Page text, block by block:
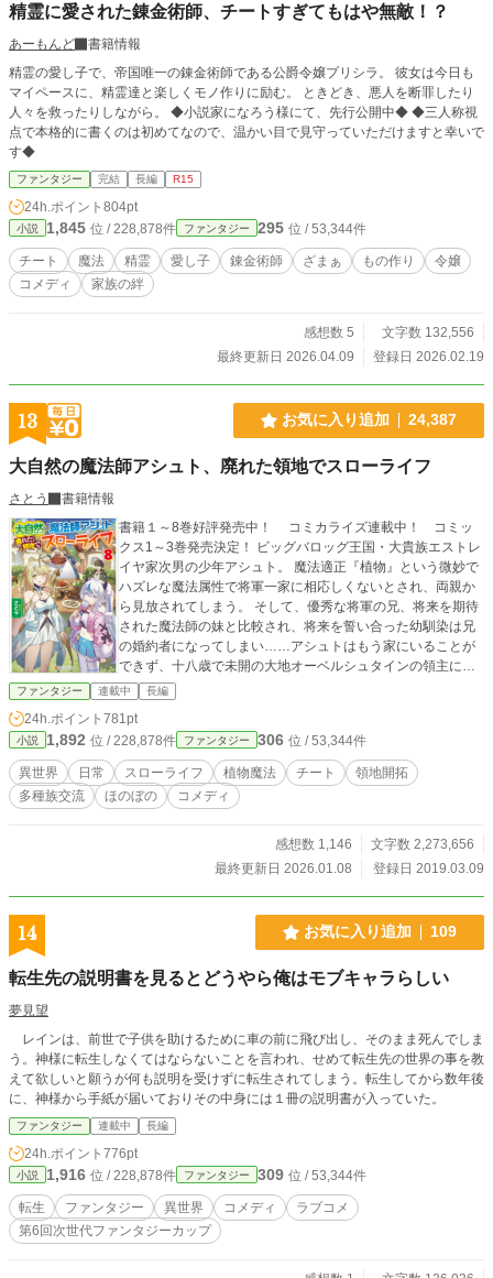
日本で本当の「働く喜び」と「居場所」を見つけたワケあり
異世界人たちの、笑って泣ける痛快お仕事ファンタジー！
精霊に愛された錬金術師、チートすぎてもはや無敵！？
あーもんど
書籍情報
精霊の愛し子で、帝国唯一の錬金術師である公爵令嬢プリシラ。 彼女は今日も
マイペースに、精霊達と楽しくモノ作りに励む。 ときどき、悪人を断罪したり
人々を救ったりしながら。 ◆小説家になろう様にて、先行公開中◆ ◆三人称視
点で本格的に書くのは初めてなので、温かい目で見守っていただけますと幸いで
す◆
ファンタジー 完結 長編 R15
24h.ポイント 804pt
小説 1,845 位 / 228,878件 ファンタジー 295 位 / 53,344件
チート 魔法 精霊 愛し子 錬金術師 ざまぁ もの作り
令嬢
コメディ
家族の絆
感想数 5
文字数 132,556
最終更新日 2026.04.09
登録日 2026.02.19
13 お気に入り追加 24,387
大自然の魔法師アシュト、廃れた領地でスローライフ
さとう
書籍情報
書籍１～8巻好評発売中！ コミカライズ連載中！ コミッ
クス1～3巻発売決定！ ビッグバロッグ王国・大貴族エストレ
イヤ家次男の少年アシュト。 魔法適正『植物』という微妙で
ハズレな魔法属性で将軍一家に相応しくないとされ、両親か
ら見放されてしまう。 そして、優秀な将軍の兄、将来を期待
された魔法師の妹と比較され、将来を誓い合った幼馴染は兄
の婚約者になってしまい……アシュトはもう家にいることが
できず、十八歳で未開の大地オーベルシュタインの領主にな
る。 一人、森で暮らそうとするアシュトの元に、希少な種族
たちが次々と集まり、やがて大きな村となり……ハズレ属性
と思われた『植物』魔法は、未開の地での生活には欠かせな
い魔法だった！ これは、植物魔法師アシュトが、未開の地オ
ーベルシュタインで仲間たちと共に過ごすスローライフ物
語。
ファンタジー 連載中 長編
24h.ポイント 781pt
小説 1,892 位 / 228,878件 ファンタジー 306 位 / 53,344件
異世界 日常 スローライフ 植物魔法 チート
領地開拓
多種族交流
ほのぼの コメディ
感想数 1,146
文字数 2,273,656
最終更新日 2026.01.08
登録日 2019.03.09
14 お気に入り追加 109
転生先の説明書を見るとどうやら俺はモブキャラらしい
夢見望
レインは、前世で子供を助けるために車の前に飛び出し、そのまま死んでしま
う。神様に転生しなくてはならないことを言われ、せめて転生先の世界の事を教
えて欲しいと願うが何も説明を受けずに転生されてしまう。転生してから数年後
に、神様から手紙が届いておりその中身には１冊の説明書が入っていた。
ファンタジー 連載中 長編
24h.ポイント 776pt
小説 1,916 位 / 228,878件 ファンタジー 309 位 / 53,344件
転生 ファンタジー 異世界 コメディ
ラブコメ
第6回次世代ファンタジーカップ